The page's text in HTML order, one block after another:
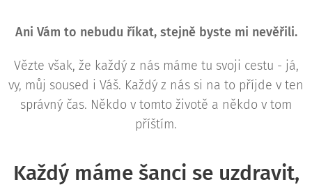
Ani Vám to nebudu říkat, stejně byste mi nevěřili.
Vězte však, že každý z nás máme tu svoji cestu - já,
vy, můj soused i Váš. Každý z nás si na to příjde v ten
správný čas. Někdo v tomto životě a někdo v tom
příštím.
Každý máme šanci se uzdravit,